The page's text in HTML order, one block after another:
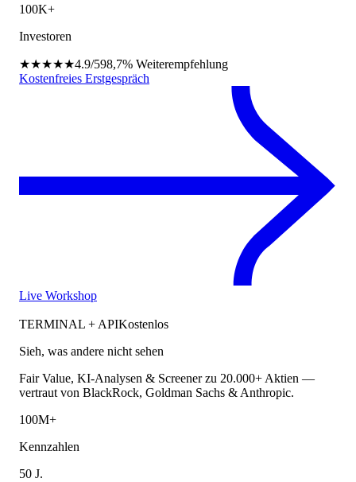
100K+
Investoren
★★★★★4.9/598,7% Weiterempfehlung
Kostenfreies Erstgespräch
Live Workshop
TERMINAL + APIKostenlos
Sieh, was andere nicht sehen
Fair Value, KI-Analysen & Screener zu 20.000+ Aktien —
vertraut von BlackRock, Goldman Sachs & Anthropic.
100M+
Kennzahlen
50 J.